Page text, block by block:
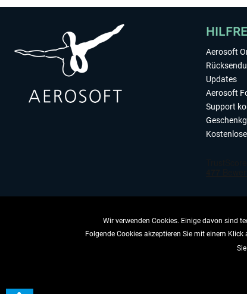
Aerosoft
Updates
Aerosoft
Support
Wir verwenden Cookies. Einige davon sind
Folgende Cookies akzeptieren Sie mit einem